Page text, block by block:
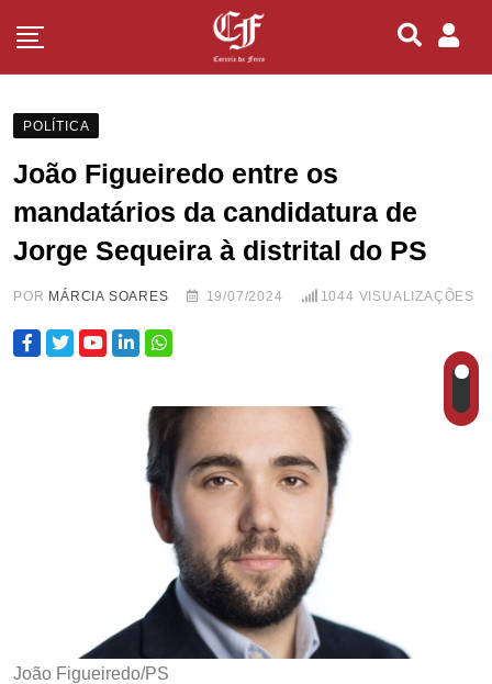
POLÍTICA
João Figueiredo entre os
mandatários da candidatura de
Jorge Sequeira à distrital do PS
POR MÁRCIA SOARES 19/07/2024 1044 VISUALIZAÇÕES
João Figueiredo/PS